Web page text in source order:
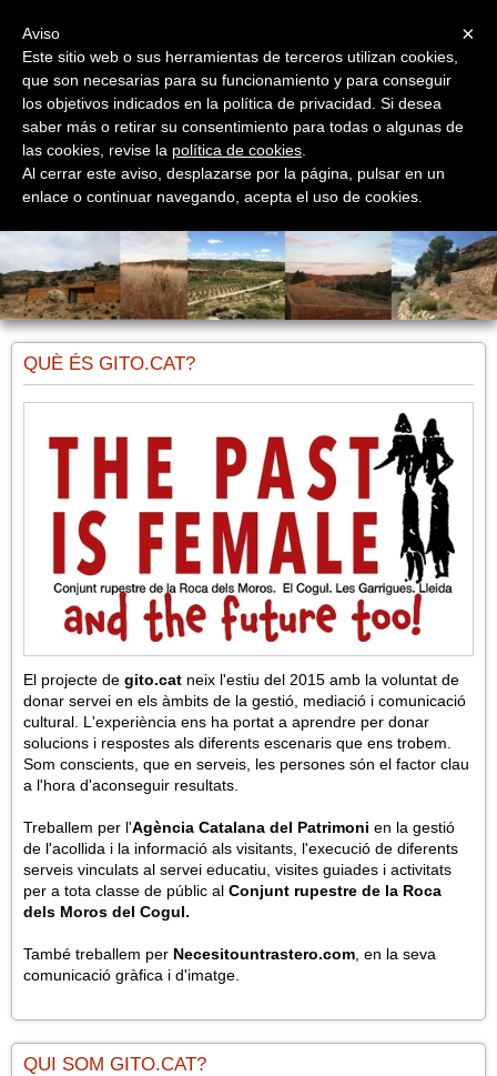
gito.cat
Serveis, comunicació, difusió i mediació
QUÈ ÉS GITO.CAT?
El projecte de gito.cat neix l'estiu del 2015 amb la voluntat de
donar servei en els àmbits de la gestió, mediació i comunicació
cultural. L'experiència ens ha portat a aprendre per donar
solucions i respostes als diferents escenaris que ens trobem.
Som conscients, que en serveis, les persones són el factor clau
a l'hora d'aconseguir resultats.
Treballem per l'Agència Catalana del Patrimoni en la gestió
de l'acollida i la informació als visitants, l'execució de diferents
serveis vinculats al servei educatiu, visites guiades i activitats
per a tota classe de públic al Conjunt rupestre de la Roca
dels Moros del Cogul.
També treballem per Necesitountrastero.com , en la seva
comunicació gràfica i d'imatge.
QUI SOM GITO.CAT?
×
Aviso
Este sitio web o sus herramientas de terceros utilizan cookies,
que son necesarias para su funcionamiento y para conseguir
los objetivos indicados en la política de privacidad. Si desea
saber más o retirar su consentimiento para todas o algunas de
las cookies, revise la política de cookies
Al cerrar este aviso, desplazarse por la página, pulsar en un
enlace o continuar navegando, acepta el uso de cookies.